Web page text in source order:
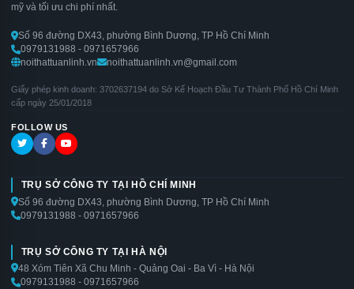
mỹ và tối ưu chi phí nhất.
Số 96 đường DX43, phường Bình Dương, TP Hồ Chí Minh
0979131988 - 0971657966
noithattuanlinh.vn
noithattuanlinh.vn@gmail.com
Giấy phép kinh doanh: 3702637194 do Sở Kế Hoạch Đầu Tư Thành Phố Hồ Chí Minh
cấp ngày 25/01/2018
FOLLOW US
TRỤ SỞ CÔNG TY TẠI HỒ CHÍ MINH
Số 96 đường DX43, phường Bình Dương, TP Hồ Chí Minh
0979131988 - 0971657966
TRỤ SỞ CÔNG TY TẠI HÀ NỘI
48 Xóm Tiên Xã Chu Minh - Quảng Oai - Ba Vì - Hà Nội
0979131988 - 0971657966